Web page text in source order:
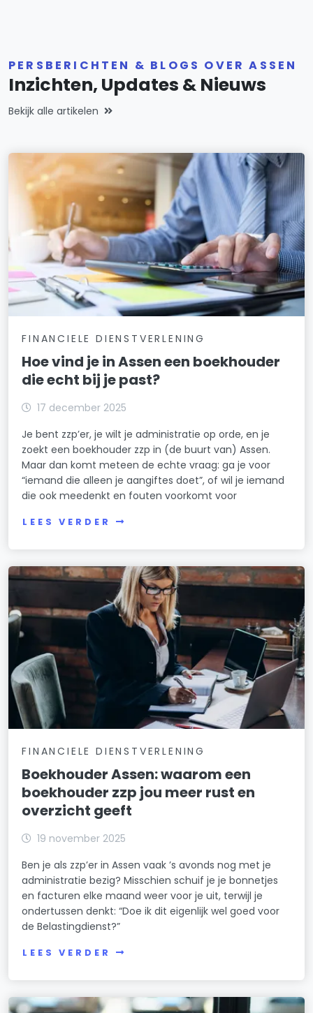
PERSBERICHTEN & BLOGS OVER ASSEN
Inzichten, Updates & Nieuws
Bekijk alle artikelen
FINANCIELE DIENSTVERLENING
Hoe vind je in Assen een boekhouder
die echt bij je past?
17 december 2025
Je bent zzp’er, je wilt je administratie op orde, en je
zoekt een boekhouder zzp in (de buurt van) Assen.
Maar dan komt meteen de echte vraag: ga je voor
“iemand die alleen je aangiftes doet”, of wil je iemand
die ook meedenkt en fouten voorkomt voor
LEES VERDER
FINANCIELE DIENSTVERLENING
Boekhouder Assen: waarom een
boekhouder zzp jou meer rust en
overzicht geeft
19 november 2025
Ben je als zzp’er in Assen vaak ’s avonds nog met je
administratie bezig? Misschien schuif je je bonnetjes
en facturen elke maand weer voor je uit, terwijl je
ondertussen denkt: “Doe ik dit eigenlijk wel goed voor
de Belastingdienst?”
LEES VERDER